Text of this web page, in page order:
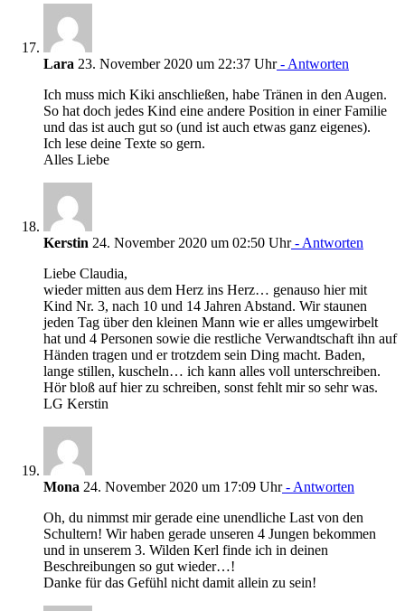
Lara 23. November 2020 um 22:37 Uhr- Antworten
Ich muss mich Kiki anschließen, habe Tränen in den Augen.
So hat doch jedes Kind eine andere Position in einer Familie
und das ist auch gut so (und ist auch etwas ganz eigenes).
Ich lese deine Texte so gern.
Alles Liebe
Kerstin 24. November 2020 um 02:50 Uhr- Antworten
Liebe Claudia,
wieder mitten aus dem Herz ins Herz… genauso hier mit
Kind Nr. 3, nach 10 und 14 Jahren Abstand. Wir staunen
jeden Tag über den kleinen Mann wie er alles umgewirbelt
hat und 4 Personen sowie die restliche Verwandtschaft ihn auf
Händen tragen und er trotzdem sein Ding macht. Baden,
lange stillen, kuscheln… ich kann alles voll unterschreiben.
Hör bloß auf hier zu schreiben, sonst fehlt mir so sehr was.
LG Kerstin
Mona 24. November 2020 um 17:09 Uhr- Antworten
Oh, du nimmst mir gerade eine unendliche Last von den
Schultern! Wir haben gerade unseren 4 Jungen bekommen
und in unserem 3. Wilden Kerl finde ich in deinen
Beschreibungen so gut wieder…!
Danke für das Gefühl nicht damit allein zu sein!